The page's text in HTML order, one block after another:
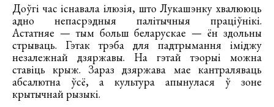
Доўгі час існавала ілюзія, што Лукашэнку хвалююць
адно непасрэдныя палітычныя праціўнікі.
Астатняе — тым больш беларускае — ён здольны
стрываць. Гэтак трэба для падтрымання іміджу
незалежнай дзяржавы. На гэтай тэорыі можна
ставіць крыж. Зараз дзяржава мае кантраляваць
абсалютна ўсё, а культура апынулася ў зоне
крытычнай рызыкі.